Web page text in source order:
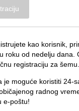
kao korisnik,
roku od nedelju dana.
registraciju za šemu.
je moguće koristiti 24-
radnog
e-poštu!